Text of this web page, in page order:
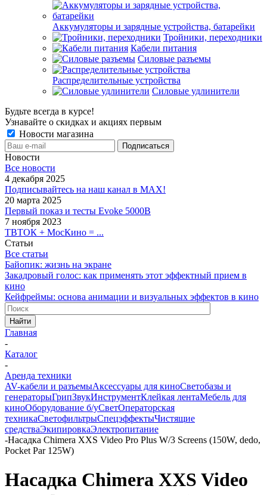
Аккумуляторы и зарядные устройства, батарейки
Тройники, переходники
Кабели питания
Силовые разъемы
Распределительные устройства
Силовые удлинители
Будьте всегда в курсе!
Узнавайте о скидках и акциях первым
Новости магазина
Новости
Все новости
4 декабря 2025
Подписывайтесь на наш канал в MAX!
20 марта 2025
Первый показ и тесты Evoke 5000B
7 ноября 2023
ТВТОК + МосКино = ...
Статьи
Все статьи
Байопик: жизнь на экране
Закадровый голос: как применять этот эффектный прием в
кино
Кейфреймы: основа анимации и визуальных эффектов в кино
Найти
Главная
-
Каталог
-
Аренда техники
AV-кабели и разъемыАксессуары для киноСветобазы и
генераторыГрипЗвукИнструментКлейкая лентаМебель для
киноОборудование б/уСветОператорская
техникаСветофильтрыСпецэффектыЧистящие
средстваЭкипировкаЭлектропитание
-Насадка Chimera XXS Video Pro Plus W/3 Screens (150W, dedo,
Pocket Par 125W)
Насадка Chimera XXS Video